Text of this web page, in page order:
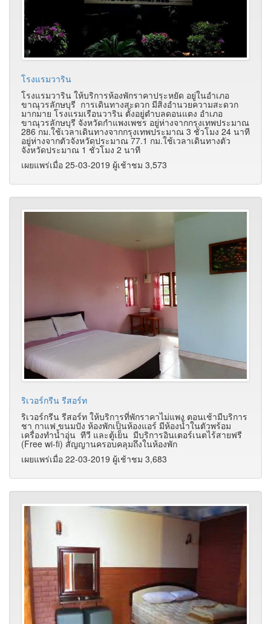
โรงแรมวาริน
โรงแรมวาริน ให้บริการห้องพักราคาประหยัด อยู่ในอำเภอ
ขาณุวรลักษบุรี การเดินทางสะดวก มีสิ่งอำนวยความสะดวก
มากมาย โรงแรมเรือนวาริน ตั้งอยู่ตำบลดอนแตง อำเภอ
ขาณุวรลักษบุรี จังหวัดกำแพงเพชร อยู่ห่างจากกรุงเทพประมาณ
286 กม.ใช้เวลาเดินทางจากกรุงเทพประมาณ 3 ชั่วโมง 24 นาที
อยู่ห่างจากตัวจังหวัดประมาณ 77.1 กม.ใช้เวลาเดินทางตัว
จังหวัดประมาณ 1 ชั่วโมง 2 นาที
เผยแพร่เมื่อ 25-03-2019 ผู้เช้าชม 3,573
ริเวอร์กรีน รีสอร์ท
ริเวอร์กรีน รีสอร์ท ให้บริการที่พักราคาไม่แพง ตอนเช้ามีบริการ
ชา กาแฟ ขนมปัง ห้องพักเป็นห้องแอร์ มีห้องน้ำในตัวพร้อม
เครื่องทำน้ำอุ่น ทีวี และตู้เย็น มีบริการอินเตอร์เนตไร้สายฟรี
(Free wi-fi) สัญญานครอบคลุมถึงในห้องพัก
เผยแพร่เมื่อ 22-03-2019 ผู้เช้าชม 3,683